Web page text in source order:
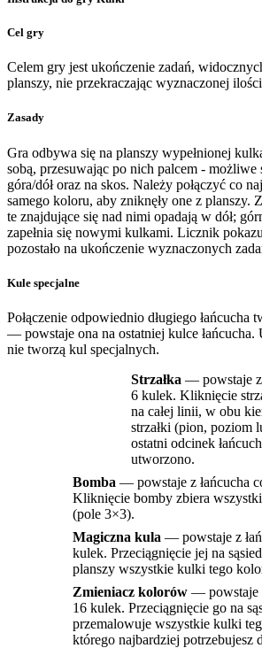
Cel gry
Celem gry jest ukończenie zadań,
planszy, nie przekraczając wyznaczonej
Zasady
Gra odbywa się na planszy wypełnionej
sobą, przesuwając po nich palcem -
góra/dół oraz na skos. Należy połączyć co
samego koloru, aby zniknęły one z planszy.
te znajdujące się nad nimi opadają w dół;
zapełnia się nowymi kulkami. Licznik
pozostało na ukończenie wyznaczonych
Kule specjalne
Połączenie odpowiednio długiego łańcucha
— powstaje ona na ostatniej kulce łańcucha.
nie tworzą kul specjalnych.
Strzałka — powstaje z
6 kulek. Kliknięcie
na całej linii, w obu
strzałki (pion, poziom
ostatni odcinek
utworzono.
Bomba — powstaje z łańcucha
Kliknięcie bomby zbiera
(pole 3×3).
Magiczna kula — powstaje z
kulek. Przeciągnięcie jej na
planszy wszystkie kulki tego
Zmieniacz kolorów — powstaje
16 kulek. Przeciągnięcie go na
przemalowuje wszystkie kulki
którego najbardziej potrzebujesz